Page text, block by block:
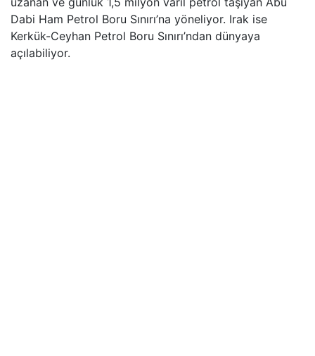
Dabi Ham Petrol Boru Sınırı’na yöneliyor. Irak ise
Kerkük-Ceyhan Petrol Boru Sınırı’ndan dünyaya
açılabiliyor.​​​​​​​